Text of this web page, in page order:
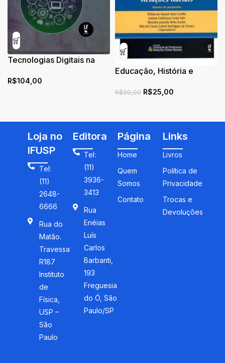
Tecnologias Digitais na
Aplicação
R$104,00
Educação, História e
em perspectiva
R$99,00 R$25,00
Loja no
IFUSP
Tel:
(11)
2648-
6666
Rua do
Matão.
Travessa
R187
Instituto
de
Física,
USP –
São
Paulo
Editora
Tel:
(11)
3936-
3413
Rua
Enéias
Luís
Carlos
Barbanti,
193
Freguesia
do Ó, São
Paulo/SP
Página
Home
Quem
Somos
Contato
Links
Livros
Política de
Privacidade
Trocas e
Devoluções